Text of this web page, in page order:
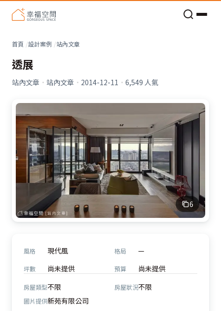
首頁 設計案例 站內文章
透展
站內文章 · 站內文章 · 2014-12-11 · 6,549 人氣
6
風格 現代風 格局 —
坪數 尚未提供 預算 尚未提供
房屋類型不限 房屋狀況不限
圖片提供新苑有限公司